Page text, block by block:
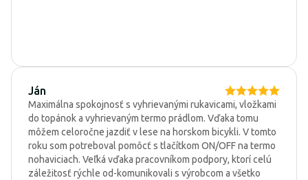
Ján
Maximálna spokojnosť s vyhrievanými rukavicami, vložkami
do topánok a vyhrievaným termo prádlom. Vďaka tomu
môžem celoročne jazdiť v lese na horskom bicykli. V tomto
roku som potreboval pomôcť s tlačítkom ON/OFF na termo
nohaviciach. Veľká vďaka pracovníkom podpory, ktorí celú
záležitosť rýchle od-komunikovali s výrobcom a všetko